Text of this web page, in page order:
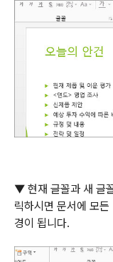
▼ 현재 글꼴과 새 글
릭하시면 문서에 모든
경이 됩니다.